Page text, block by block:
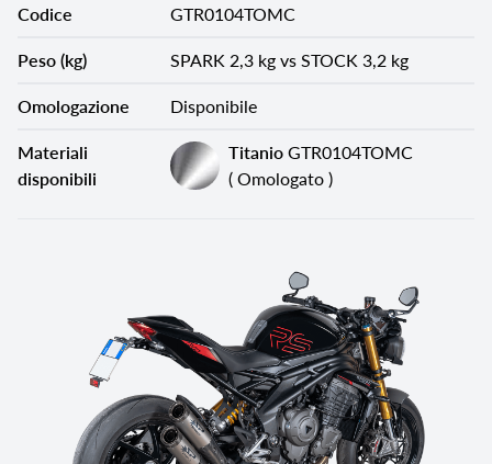
Codice
GTR0104TOMC
Peso (kg)
SPARK 2,3 kg vs STOCK 3,2 kg
Omologazione
Disponibile
Materiali
disponibili
TitanioGTR0104TOMC
( Omologato )